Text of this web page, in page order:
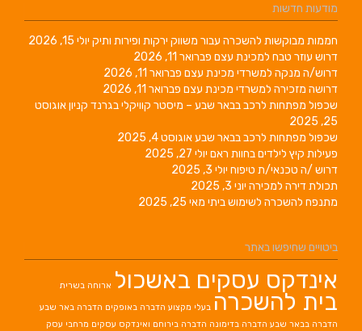
מודעות חדשות
חממות מבוקשות להשכרה עבור משווק ירקות ופירות ותיק יולי 15, 2026
דרוש עוזר טבח למכינת עצם פברואר 11, 2026
דרוש/ה מנקה למשרדי מכינת עצם פברואר 11, 2026
דרושה מזכירה למשרדי מכינת עצם פברואר 11, 2026
שכפול מפתחות לרכב בבאר שבע – מיסטר קוויקלי בגרנד קניוןאוגוסט
25, 2025
שכפול מפתחות לרכב בבאר שבעאוגוסט 4, 2025
פעילות קיץ לילדים בחוות ראם יולי 27, 2025
דרוש /ה טכנאי/ת טיפוח יולי 3, 2025
תכולת דירה למכירה יוני 3, 2025
מתנפח להשכרה לשימוש ביתי מאי 25, 2025
ביטויים שחיפשו באתר
אינדקס עסקים באשכול ארוחה בשרית
בית להשכרה בעלי מקצוע הדברה באופקים הדברה באר שבע
הדברה בבאר שבע הדברה בדימונה הדברה בירוחם ואינדקס עסקים מרחבי עסק